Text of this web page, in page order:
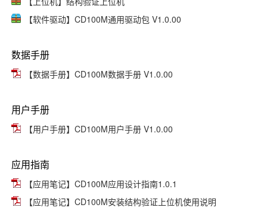
【软件驱动】CD100M通用驱动包 V1.0.00
数据手册
【数据手册】CD100M数据手册 V1.0.00
用户手册
【用户手册】CD100M用户手册 V1.0.00
应用指南
【应用笔记】CD100M应用设计指南1.0.1
【应用笔记】CD100M安装结构验证上位机使用说明